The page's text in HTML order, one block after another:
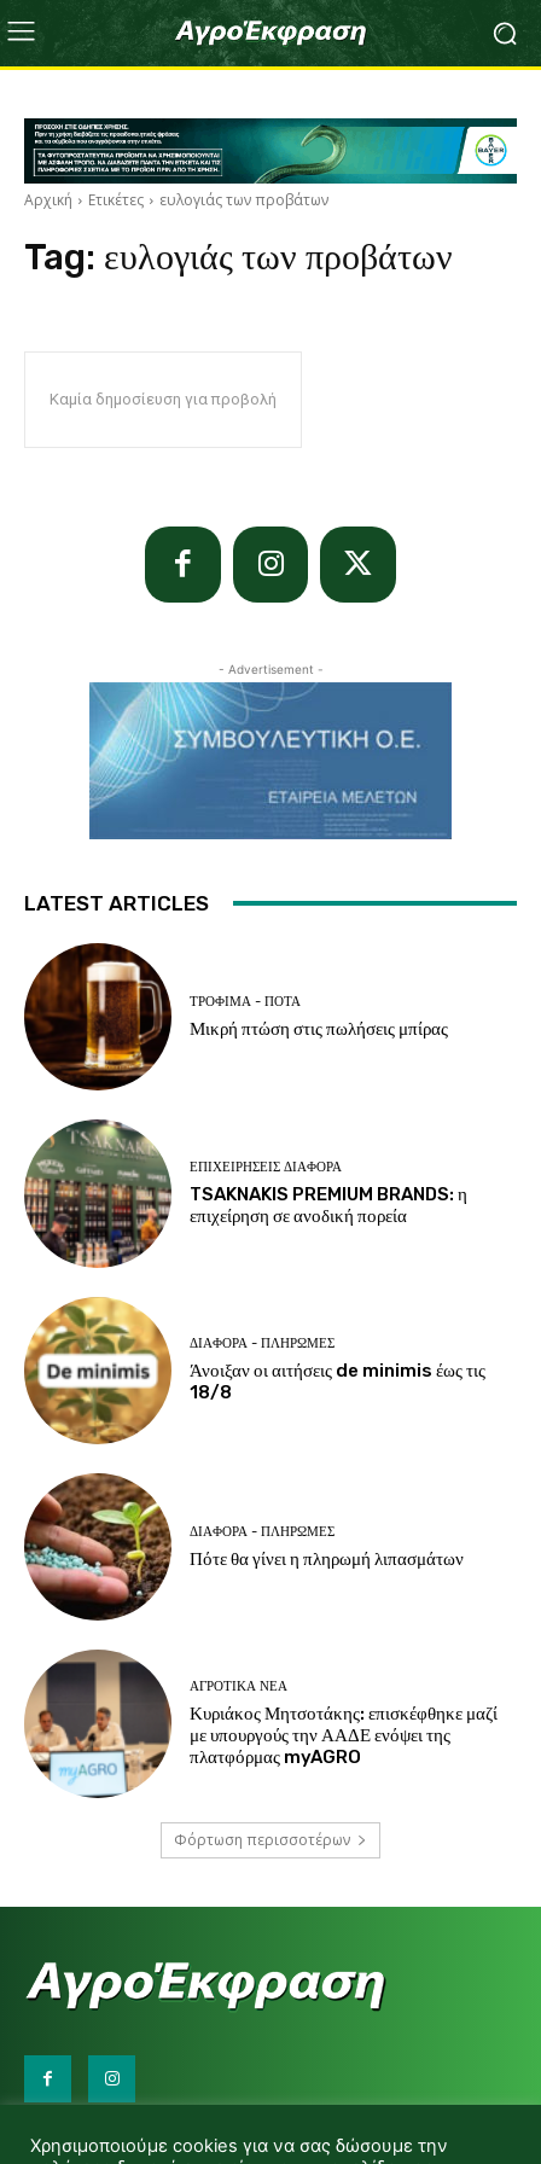
Αρχική Ετικέτες ευλογιάς των προβάτων
Tag: ευλογιάς των προβάτων
Καμία δημοσίευση για προβολή
- Advertisement -
LATEST ARTICLES
ΤΡΌΦΙΜΑ - ΠΟΤΆ
Μικρή πτώση στις πωλήσεις μπίρας
ΕΠΙΧΕΙΡΉΣΕΙΣ ΔΙΆΦΟΡΑ
TSAKNAKIS PREMIUM BRANDS: η
επιχείρηση σε ανοδική πορεία
ΔΙΆΦΟΡΑ - ΠΛΗΡΩΜΈΣ
Άνοιξαν οι αιτήσεις de minimis έως τις
18/8
ΔΙΆΦΟΡΑ - ΠΛΗΡΩΜΈΣ
Πότε θα γίνει η πληρωμή λιπασμάτων
ΑΓΡΟΤΙΚΆ ΝΈΑ
Κυριάκος Μητσοτάκης: επισκέφθηκε μαζί
με υπουργούς την ΑΑΔΕ ενόψει της
πλατφόρμας myAGRO
Φόρτωση περισσοτέρων
d.makas@yahoo.gr
Χρησιμοποιούμε cookies για να σας δώσουμε την